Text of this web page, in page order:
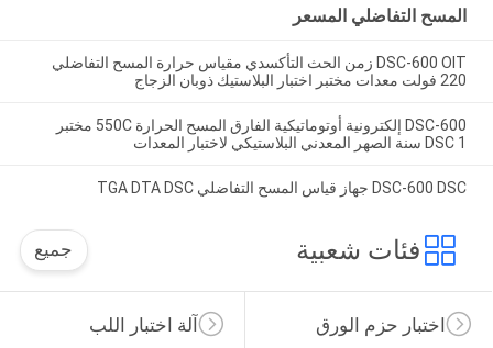
المسح التفاضلي المسعر
DSC-600 OIT زمن الحث التأكسدي مقياس حرارة المسح التفاضلي
220 فولت معدات مختبر اختبار البلاستيك ذوبان الزجاج
DSC-600 إلكترونية أوتوماتيكية الفارق المسح الحرارة 550C مختبر
DSC 1 سنة الصهر المعدني البلاستيكي لاختبار المعدات
DSC-600 DSC جهاز قياس المسح التفاضلي TGA DTA DSC
فئات شعبية جميع
آلة اختبار اللب اختبار حزم الورق